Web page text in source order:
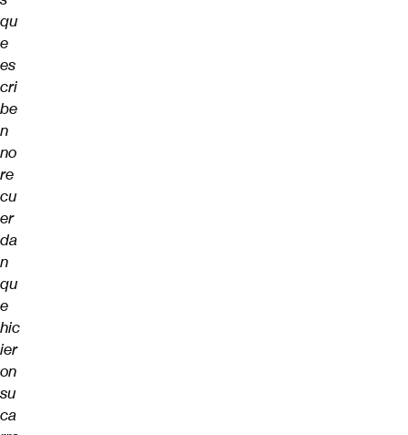
qu
e
es
cri
be
n
no
re
cu
er
da
n
qu
e
hic
ier
on
su
ca